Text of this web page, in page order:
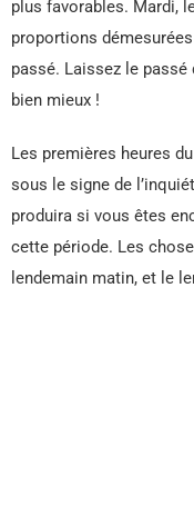
plus favorables. Mardi,
proportions
passé. Laissez le
bien mieux !
Les premières heures
sous le signe de
produira si vous êtes
cette période. Les
lendemain matin, et le